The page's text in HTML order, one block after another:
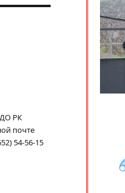
РК
почте
54-56-15